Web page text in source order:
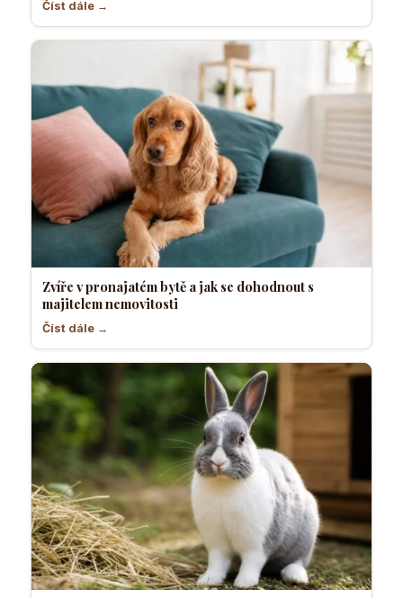
Číst dále →
Zvíře v pronajatém bytě a jak se dohodnout s
majitelem nemovitosti
Číst dále →